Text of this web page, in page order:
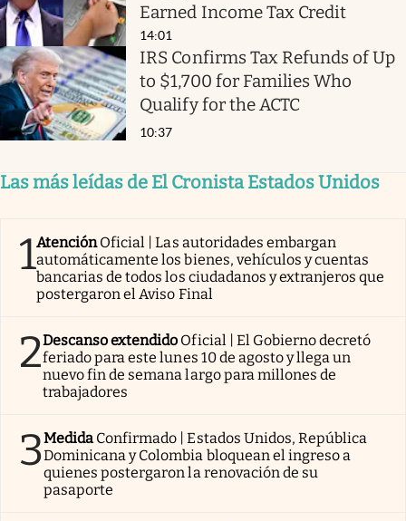
Earned Income Tax Credit
14:01
IRS Confirms Tax Refunds of Up
to $1,700 for Families Who
Qualify for the ACTC
10:37
Las más leídas de El Cronista Estados Unidos
1AtenciónOficial | Las autoridades embargan
automáticamente los bienes, vehículos y cuentas
bancarias de todos los ciudadanos y extranjeros que
postergaron el Aviso Final
2Descanso extendido Oficial | El Gobierno decretó
feriado para este lunes 10 de agosto y llega un
nuevo fin de semana largo para millones de
trabajadores
3Medida Confirmado | Estados Unidos, República
Dominicana y Colombia bloquean el ingreso a
quienes postergaron la renovación de su
pasaporte